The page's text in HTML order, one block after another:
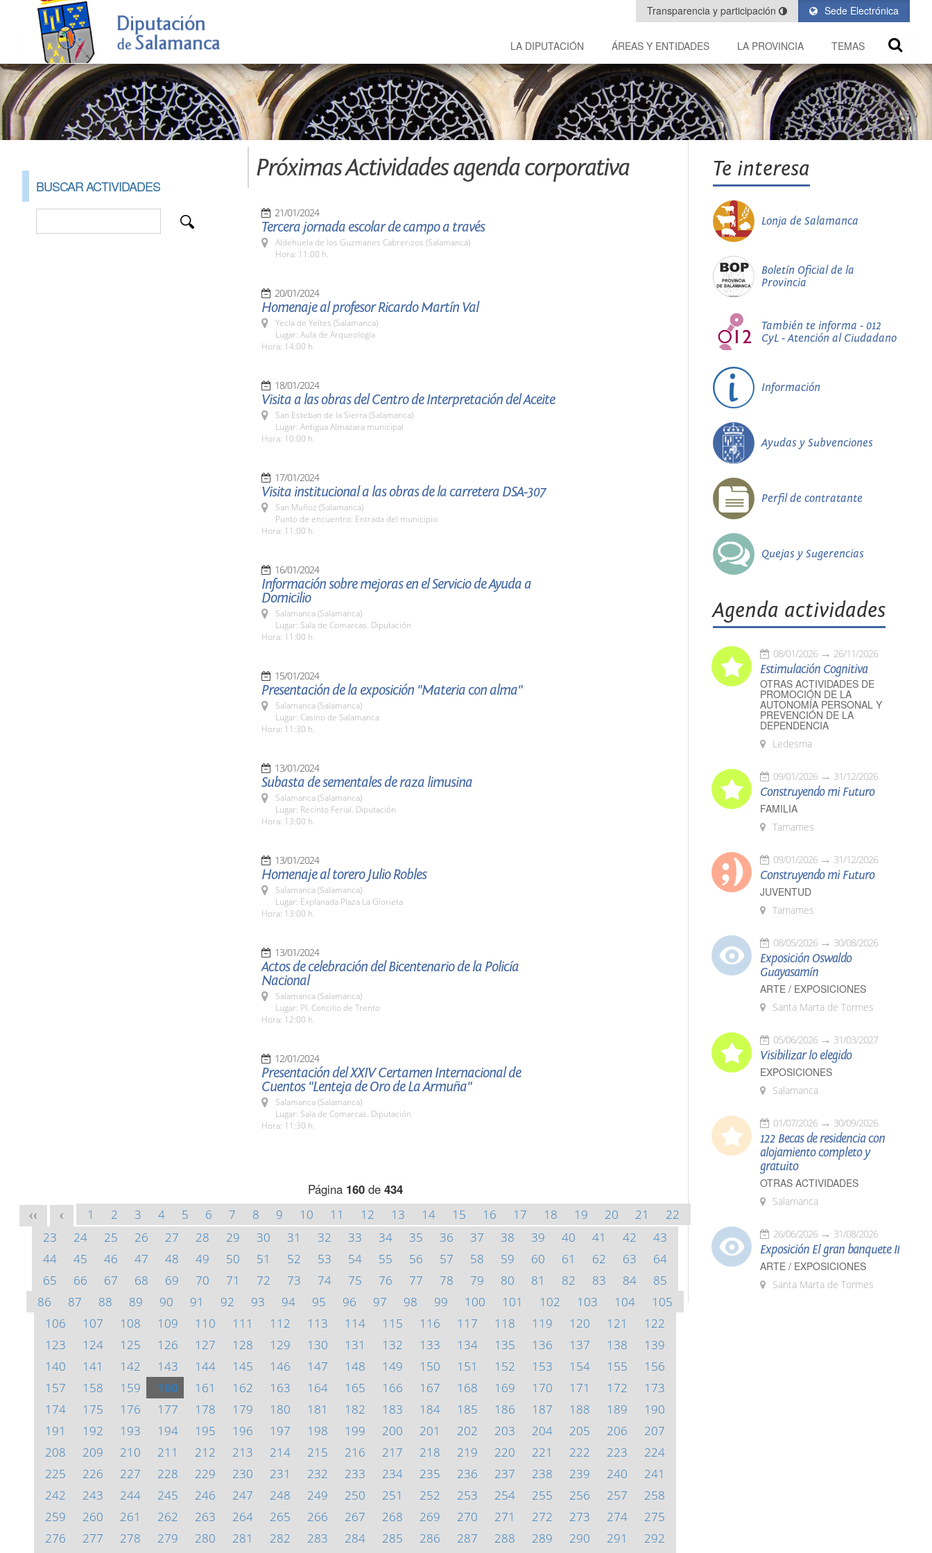
Sede Electrónica
Transparencia y participación
LA DIPUTACIÓN ÁREAS Y ENTIDADES LA PROVINCIA TEMAS
BUSCAR ACTIVIDADES
Próximas Actividades agenda corporativa
21/01/2024
Tercera jornada escolar de campo a través
Aldehuela de los Guzmanes Cabrerizos (Salamanca)
Hora: 11:00 h.
20/01/2024
Homenaje al profesor Ricardo Martín Val
Yecla de Yeltes (Salamanca)
Lugar: Aula de Arqueología
Hora: 14:00 h.
18/01/2024
Visita a las obras del Centro de Interpretación del Aceite
San Esteban de la Sierra (Salamanca)
Lugar: Antigua Almazara municipal
Hora: 10:00 h.
17/01/2024
Visita institucional a las obras de la carretera DSA-307
San Muñoz (Salamanca)
Punto de encuentro: Entrada del municipio
Hora: 11:00 h.
16/01/2024
Información sobre mejoras en el Servicio de Ayuda a
Domicilio
Salamanca (Salamanca)
Lugar: Sala de Comarcas. Diputación
Hora: 11:00 h.
15/01/2024
Presentación de la exposición "Materia con alma"
Salamanca (Salamanca)
Lugar: Casino de Salamanca
Hora: 11:30 h.
13/01/2024
Subasta de sementales de raza limusina
Salamanca (Salamanca)
Lugar: Recinto Ferial. Diputación
Hora: 13:00 h.
13/01/2024
Homenaje al torero Julio Robles
Salamanca (Salamanca)
Lugar: Explanada Plaza La Glorieta
Hora: 13:00 h.
13/01/2024
Actos de celebración del Bicentenario de la Policía
Nacional
Salamanca (Salamanca)
Lugar: Pl. Concilio de Trento
Hora: 12:00 h.
12/01/2024
Presentación del XXIV Certamen Internacional de
Cuentos "Lenteja de Oro de La Armuña"
Salamanca (Salamanca)
Lugar: Sala de Comarcas. Diputación
Hora: 11:30 h.
Página 160de 434
<< < 1 2 3 4 5 6 7 8 9 10 11 12 13 14 15 16 17 18 19 20 21
22
23
24 25 26 27 28 29 30 31 32 33 34 35 36 37 38 39 40 41 42
43
44
45 46 47 48 49 50 51 52 53 54 55 56 57 58 59 60 61 62 63
64
65
66 67 68 69 70 71 72 73 74 75 76 77 78 79 80 81 82 83 84
85
86
87 88 89 90 91 92 93 94 95 96 97 98 99 100 101 102 103 104
105
106
107 108 109 110 111 112 113 114 115 116 117 118 119 120 121
122
123
124 125 126 127 128 129 130 131 132 133 134 135 136 137 138
139
140
141 142 143 144 145 146 147 148 149 150 151 152 153 154 155
156
157
158 159 160 161 162 163 164 165 166 167 168 169 170 171 172
173
174
175 176 177 178 179 180 181 182 183 184 185 186 187 188 189
190
191
192 193 194 195 196 197 198 199 200 201 202 203 204 205 206
207
208
209 210 211 212 213 214 215 216 217 218 219 220 221 222 223
224
225
226 227 228 229 230 231 232 233 234 235 236 237 238 239 240
241
242
243 244 245 246 247 248 249 250 251 252 253 254 255 256 257
258
259
260 261 262 263 264 265 266 267 268 269 270 271 272 273 274
275
276
277 278 279 280 281 282 283 284 285 286 287 288 289 290 291
292
Te interesa
Lonja de Salamanca
Boletín Oficial de la
Provincia
También te informa - 012
CyL - Atención al Ciudadano
Información
Ayudas y Subvenciones
Perfil de contratante
Quejas y Sugerencias
Agenda actividades
08/01/2026 26/11/2026
Estimulación Cognitiva
OTRAS ACTIVIDADES DE
PROMOCIÓN DE LA
AUTONOMÍA PERSONAL Y
PREVENCIÓN DE LA
DEPENDENCIA
Ledesma
09/01/2026 31/12/2026
Construyendo mi Futuro
FAMILIA
Tamames
09/01/2026 31/12/2026
Construyendo mi Futuro
JUVENTUD
Tamames
08/05/2026 30/08/2026
Exposición Oswaldo
Guayasamín
ARTE / EXPOSICIONES
Santa Marta de Tormes
05/06/2026 31/03/2027
Visibilizar lo elegido
EXPOSICIONES
Salamanca
01/07/2026 30/09/2026
122 Becas de residencia con
alojamiento completo y
gratuito
OTRAS ACTIVIDADES
Salamanca
26/06/2026 31/08/2026
Exposición El gran banquete II
ARTE / EXPOSICIONES
Santa Marta de Tormes